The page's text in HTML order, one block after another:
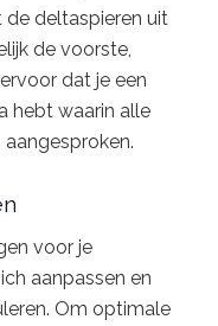
de deltaspieren uit
de voorste,
dat je een
hebt waarin alle
voor je
aanpassen en
Om optimale